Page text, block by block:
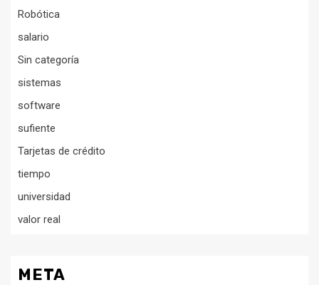
Robótica
salario
Sin categoría
sistemas
software
sufiente
Tarjetas de crédito
tiempo
universidad
valor real
META